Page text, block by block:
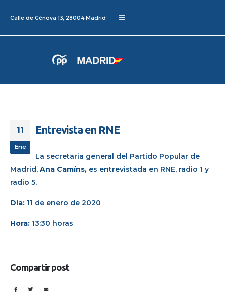
Calle de Génova 13, 28004 Madrid
11
Ene
Entrevista en RNE
La secretaria general del Partido Popular de
Madrid, Ana Camíns, es entrevistada en RNE, radio 1 y
radio 5.
Día: 11 de enero de 2020
Hora: 13:30 horas
Compartir post